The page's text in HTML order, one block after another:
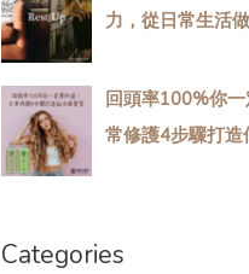
力，從日常生活
回頭率100%你一
常修護4步驟打造
Categories